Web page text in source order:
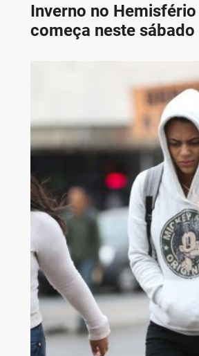
Inverno no Hemisfério
começa neste sábado